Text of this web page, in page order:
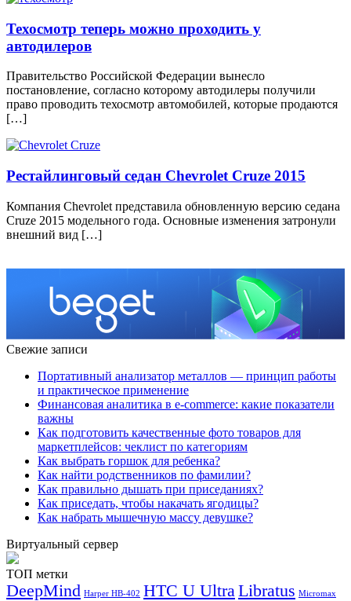
Техосмотр теперь можно проходить у
автодилеров
Правительство Российской Федерации вынесло
постановление, согласно которому автодилеры получили
право проводить техосмотр автомобилей, которые продаются
[…]
Рестайлинговый седан Chevrolet Cruze 2015
Компания Chevrolet представила обновленную версию седана
Cruze 2015 модельного года. Основные изменения затронули
внешний вид […]
Свежие записи
Портативный анализатор металлов — принцип работы
и практическое применение
Финансовая аналитика в e-commerce: какие показатели
важны
Как подготовить качественные фото товаров для
маркетплейсов: чеклист по категориям
Как выбрать горшок для ребенка?
Как найти родственников по фамилии?
Как правильно дышать при приседаниях?
Как приседать, чтобы накачать ягодицы?
Как набрать мышечную массу девушке?
Виртуальный сервер
ТОП метки
DeepMind Harper HB-402 HTC U UltraLibratus Micromax